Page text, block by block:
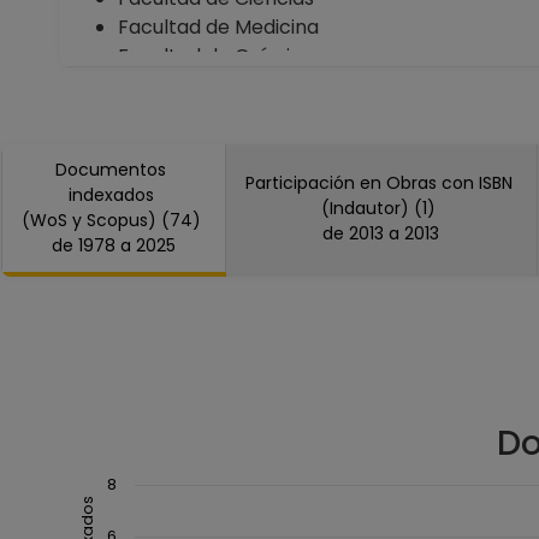
Facultad de Medicina
Facultad de Química
Documentos
indexados
(WoS y Scopus) (74)
de 1978 a 2025
Participación en Obras con ISBN
(Indautor) (1)
de 2013 a 2013
Chart
Combination chart with 3 data series.
8